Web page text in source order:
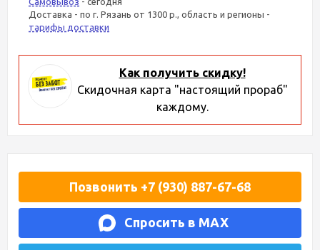
Доставка - по г. Рязань от 1300 р., область и регионы -
тарифы доставки
Как получить скидку!
Скидочная карта "настоящий прораб"
каждому.
Позвонить +7 (930) 887-67-68
Спросить в MAX